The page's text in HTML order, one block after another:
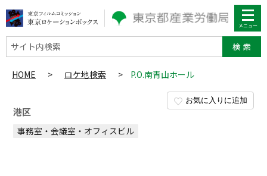
サイト内検索
HOME > ロケ地検索 > P.O.南青山ホール
お気に入りに追加
港区
事務室・会議室・オフィスビル